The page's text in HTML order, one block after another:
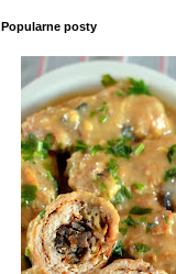
Popularne posty